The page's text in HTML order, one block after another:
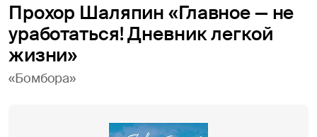
Прохор Шаляпин «Главное — не
уработаться! Дневник легкой
жизни»
«Бомбора»